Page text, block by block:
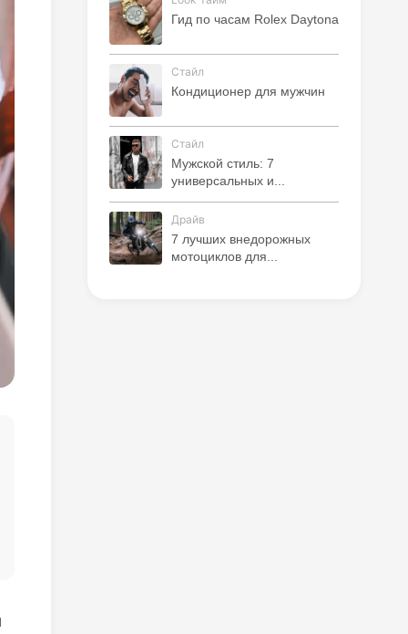
Гид по часам Rolex Daytona
Стайл
Кондиционер для мужчин
Стайл
Мужской стиль: 7
универсальных и...
Драйв
7 лучших внедорожных
мотоциклов для...